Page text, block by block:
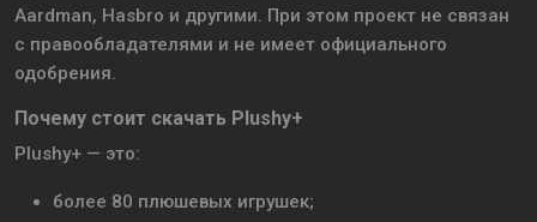
Aardman, Hasbro и другими. При этом проект не связан
с правообладателями и не имеет официального
одобрения.
Почему стоит скачать Plushy+
Plushy+ — это:
более 80 плюшевых игрушек;